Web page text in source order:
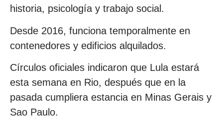
historia, psicología y trabajo social.
Desde 2016, funciona temporalmente en
contenedores y edificios alquilados.
Círculos oficiales indicaron que Lula estará
esta semana en Rio, después que en la
pasada cumpliera estancia en Minas Gerais y
Sao Paulo.